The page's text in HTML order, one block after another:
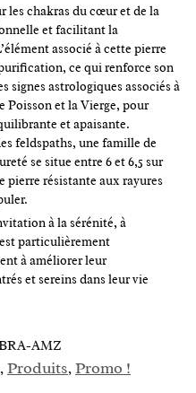
les chakras du cœur et de la
et facilitant la
associé à cette pierre
ce qui renforce son
signes astrologiques associés à
Poisson et la Vierge, pour
et apaisante.
feldspaths, une famille de
se situe entre 6 et 6,5 sur
pierre résistante aux rayures
à la sérénité, à
particulièrement
à améliorer leur
et sereins dans leur vie
AMZ
, Produits, Promo !